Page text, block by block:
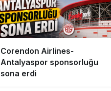
Corendon Airlines-
Antalyaspor sponsorluğu
sona erdi